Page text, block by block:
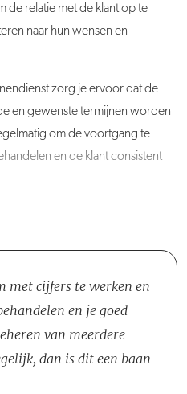
de relatie met de klant op te
naar hun wensen en
zorg je ervoor dat de
en gewenste termijnen worden
om de voortgang te
en de klant consistent
Rosmalen en Veenendaal. Je
met collega's van andere
van de klanten centraal.
worden nauwkeurig in kaart
Door de uitgebreide
bieden we onafhankelijk
nauw samenwerking met
met cijfers te werken en
en je goed
van meerdere
dan is dit een baan